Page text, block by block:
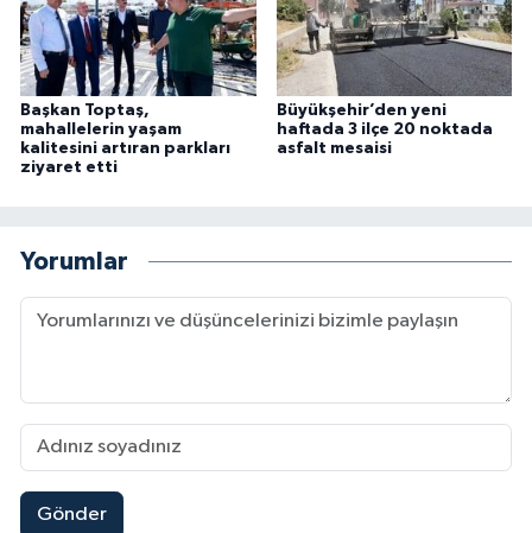
Başkan Toptaş,
mahallelerin yaşam
kalitesini artıran parkları
ziyaret etti
Büyükşehir’den yeni
haftada 3 ilçe 20 noktada
asfalt mesaisi
Yorumlar
Gönder